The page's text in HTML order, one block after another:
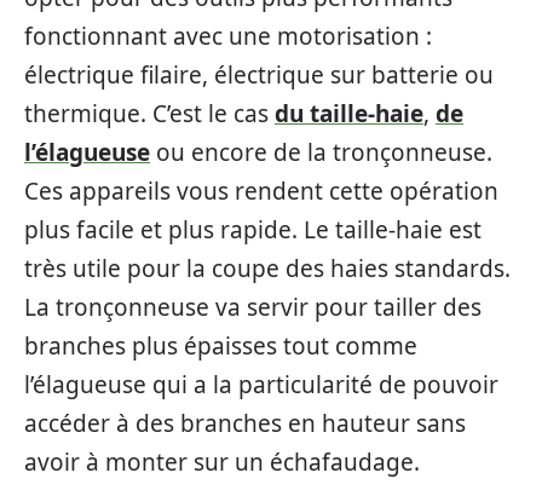
fonctionnant avec une motorisation :
électrique filaire, électrique sur batterie ou
thermique. C’est le casdu taille-haie, de
l’élagueuse ou encore de la tronçonneuse.
Ces appareils vous rendent cette opération
plus facile et plus rapide. Le taille-haie est
très utile pour la coupe des haies standards.
La tronçonneuse va servir pour tailler des
branches plus épaisses tout comme
l’élagueuse qui a la particularité de pouvoir
accéder à des branches en hauteur sans
avoir à monter sur un échafaudage.